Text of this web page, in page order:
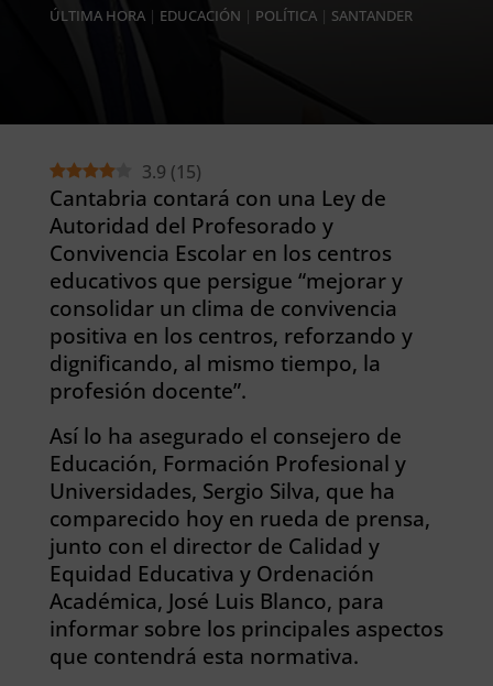
ÚLTIMA HORA| EDUCACIÓN | POLÍTICA| SANTANDER
3.9 (15)
Cantabria contará con una Ley de
Autoridad del Profesorado y
Convivencia Escolar en los centros
educativos que persigue “mejorar y
consolidar un clima de convivencia
positiva en los centros, reforzando y
dignificando, al mismo tiempo, la
profesión docente”.
Así lo ha asegurado el consejero de
Educación, Formación Profesional y
Universidades, Sergio Silva, que ha
comparecido hoy en rueda de prensa,
junto con el director de Calidad y
Equidad Educativa y Ordenación
Académica, José Luis Blanco, para
informar sobre los principales aspectos
que contendrá esta normativa.